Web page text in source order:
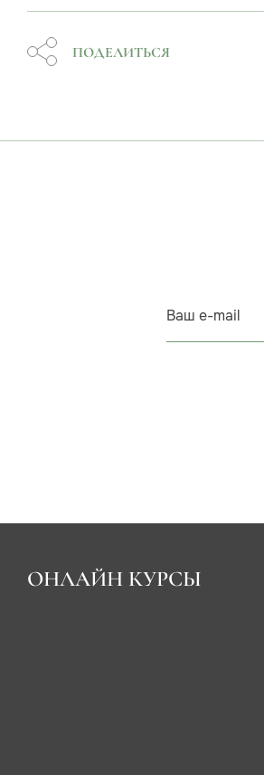
ПОДЕЛИТЬСЯ
Ваш e-mail
ОНЛАЙН КУРСЫ